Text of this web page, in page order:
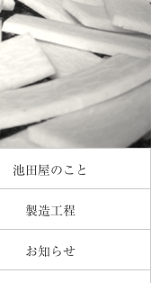
池田屋のこと
製造工程
お知らせ